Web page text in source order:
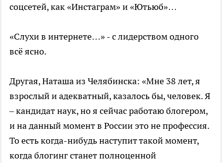
соцсетей, как «Инстаграм» и «Ютьюб»…
«Слухи в интернете…» - с лидерством одного
всё ясно.
Другая, Наташа из Челябинска: «Мне 38 лет, я
взрослый и адекватный, казалось бы, человек. Я
– кандидат наук, но я сейчас работаю блогером,
и на данный момент в России это не профессия.
То есть когда-нибудь наступит такой момент,
когда блогинг станет полноценной